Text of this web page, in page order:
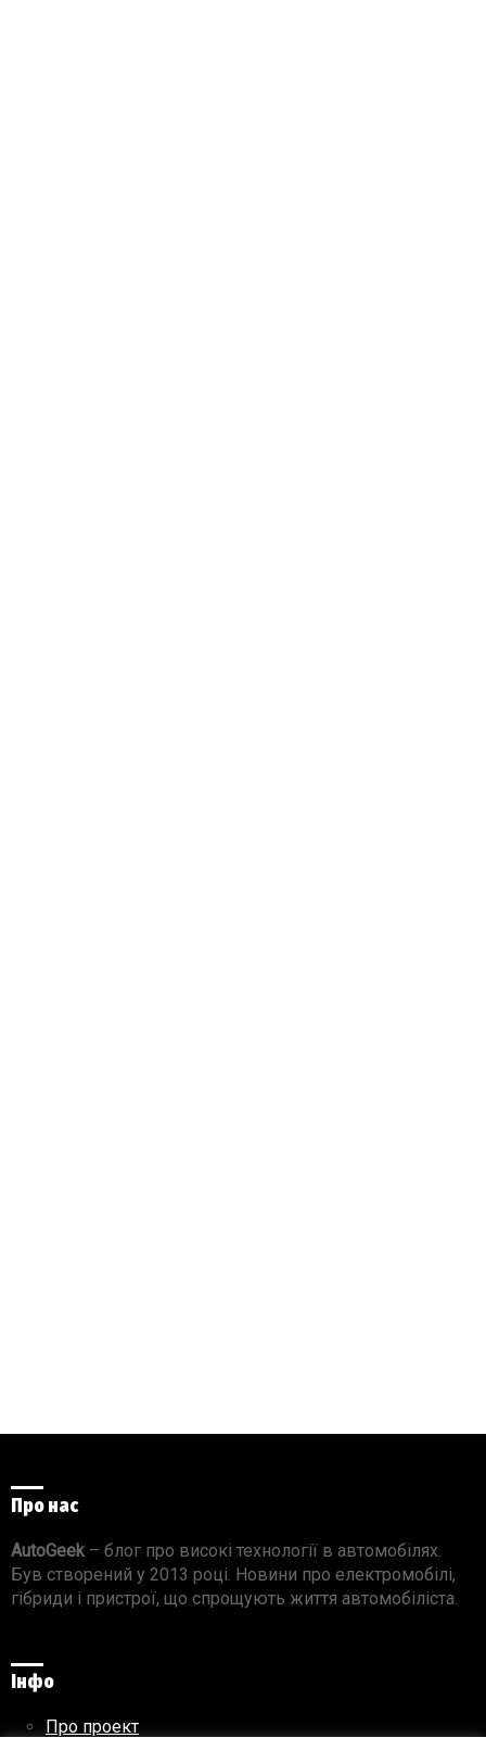
Про нас
AutoGeek – блог про високі технології в автомобілях.
Був створений у 2013 році. Новини про електромобілі,
гібриди і пристрої, що спрощують життя автомобіліста.
Інфо
Про проект